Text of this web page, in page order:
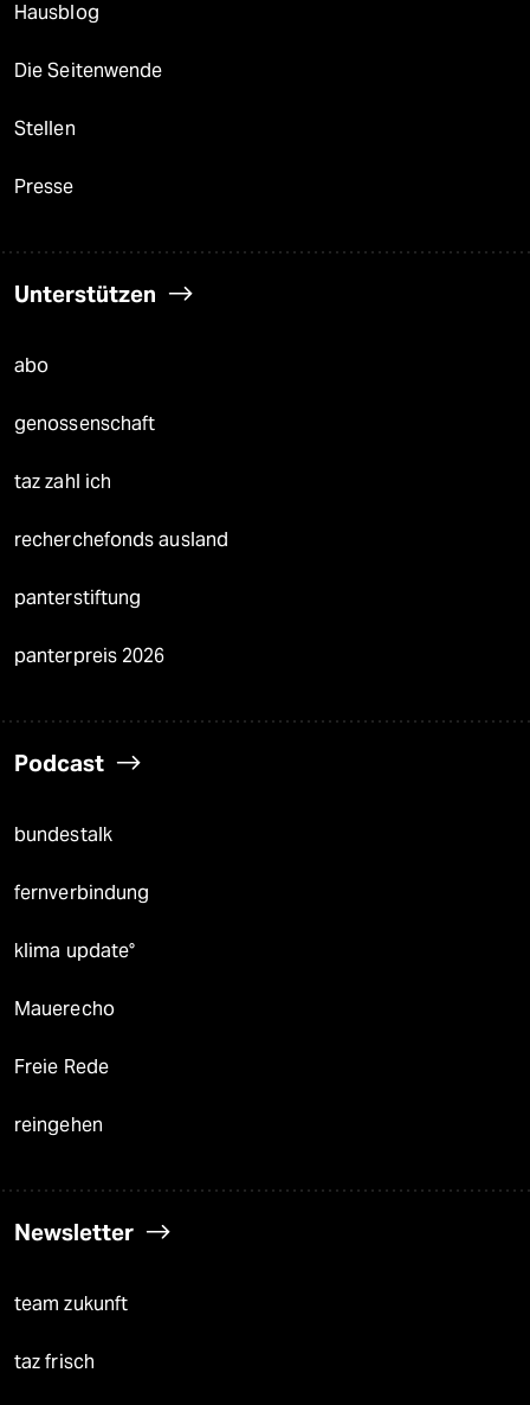
Hausblog
Die Seitenwende
Stellen
Presse
Unterstützen
abo
genossenschaft
taz zahl ich
recherchefonds ausland
panterstiftung
panterpreis 2026
Podcast
bundestalk
fernverbindung
klima update°
Mauerecho
Freie Rede
reingehen
Newsletter
team zukunft
taz frisch